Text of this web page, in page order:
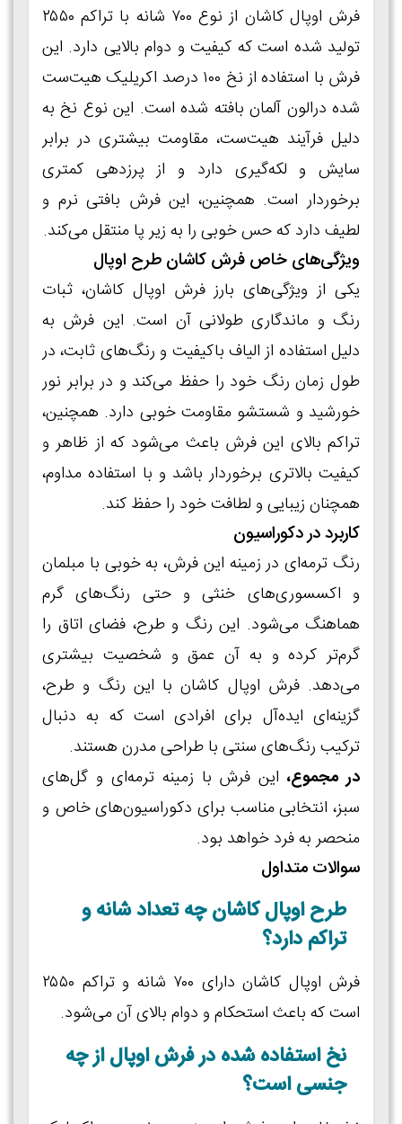
فرش اوپال کاشان از نوع ۷۰۰ شانه با تراکم ۲۵۵۰
تولید شده است که کیفیت و دوام بالایی دارد. این
فرش با استفاده از نخ ۱۰۰ درصد اکریلیک هیت‌ست
شده درالون آلمان بافته شده است. این نوع نخ به
دلیل فرآیند هیت‌ست، مقاومت بیشتری در برابر
سایش و لکه‌گیری دارد و از پرزدهی کمتری
برخوردار است. همچنین، این فرش بافتی نرم و
لطیف دارد که حس خوبی را به زیر پا منتقل می‌کند.
ویژگی‌های خاص فرش کاشان طرح اوپال
یکی از ویژگی‌های بارز فرش اوپال کاشان، ثبات
رنگ و ماندگاری طولانی آن است. این فرش به
دلیل استفاده از الیاف باکیفیت و رنگ‌های ثابت، در
طول زمان رنگ خود را حفظ می‌کند و در برابر نور
خورشید و شستشو مقاومت خوبی دارد. همچنین،
تراکم بالای این فرش باعث می‌شود که از ظاهر و
کیفیت بالاتری برخوردار باشد و با استفاده مداوم،
همچنان زیبایی و لطافت خود را حفظ کند.
کاربرد در دکوراسیون
رنگ ترمه‌ای در زمینه این فرش، به خوبی با مبلمان
و اکسسوری‌های خنثی و حتی رنگ‌های گرم
هماهنگ می‌شود. این رنگ و طرح، فضای اتاق را
گرم‌تر کرده و به آن عمق و شخصیت بیشتری
می‌دهد. فرش اوپال کاشان با این رنگ و طرح،
گزینه‌ای ایده‌آل برای افرادی است که به دنبال
ترکیب رنگ‌های سنتی با طراحی مدرن هستند.
در مجموع،این فرش با زمینه ترمه‌ای و گل‌های
سبز، انتخابی مناسب برای دکوراسیون‌های خاص و
منحصر به فرد خواهد بود.
سوالات متداول
طرح اوپال کاشان چه تعداد شانه و
تراکم دارد؟
فرش اوپال کاشان دارای ۷۰۰ شانه و تراکم ۲۵۵۰
است که باعث استحکام و دوام بالای آن می‌شود.
نخ استفاده شده در فرش اوپال از چه
جنسی است؟